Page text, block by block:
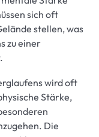
sich oft
stellen, was
zu einer
wird oft
Stärke,
Die